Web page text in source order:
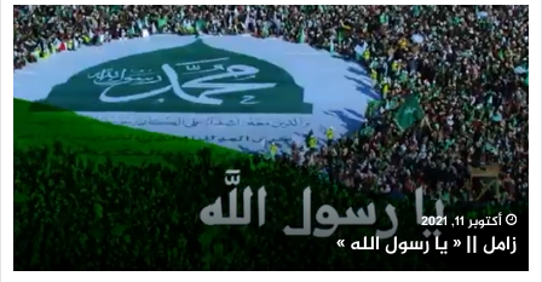
العدو
الإسرائيلي
اعتقل
543
طفلا
فلسطينيا
خلال
2020
يناير 31, 2021
العدو الإسرائيلي اعتقل 543 طفلا فلسطينيا خلال 2020